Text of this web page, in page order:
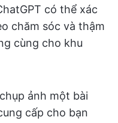
có thể xác
chăm sóc và thậm
cùng cho khu
ảnh một bài
cấp cho bạn